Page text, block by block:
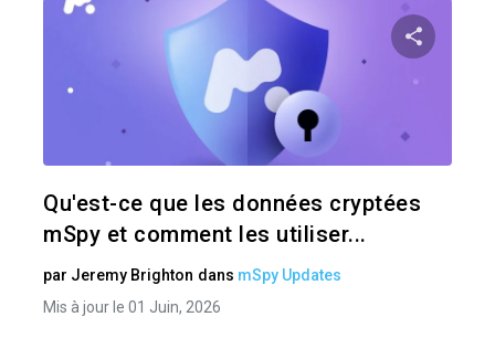
Qu'est-ce que les données cryptées
mSpy et comment les utiliser...
par Jeremy Brighton dans mSpy Updates
Mis à jour le 01 Juin, 2026